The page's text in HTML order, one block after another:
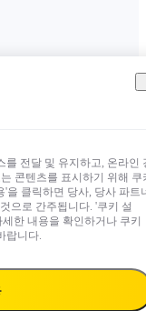
를 전달 및 유지하고, 온라인
콘텐츠를 표시하기 위해 쿠
을 클릭하면 당사, 당사 파트
으로 간주됩니다. '쿠키 설
한 내용을 확인하거나 쿠키
랍니다.